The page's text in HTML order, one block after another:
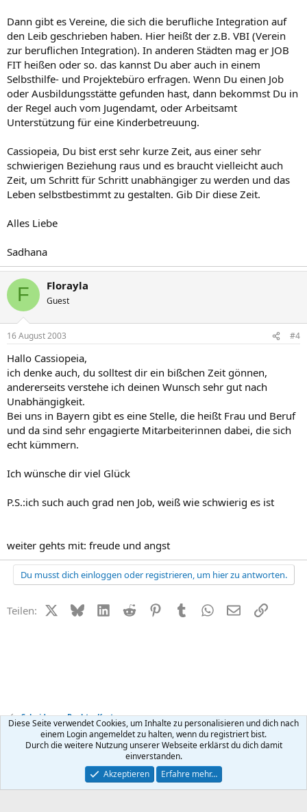
Dann gibt es Vereine, die sich die berufliche Integration auf
den Leib geschrieben haben. Hier heißt der z.B. VBI (Verein
zur beruflichen Integration). In anderen Städten mag er JOB
FIT heißen oder so. das kannst Du aber auch in einem
Selbsthilfe- und Projektebüro erfragen. Wenn Du einen Job
oder Ausbildungsstätte gefunden hast, dann bekommst Du in
der Regel auch vom Jugendamt, oder Arbeitsamt
Unterstützung für eine Kinderbetreuung.
Cassiopeia, Du bist erst sehr kurze Zeit, aus einer sehr
schwierigen Beziehung raus und es braucht vielleicht auch
Zeit, um Schritt für Schritt unabhängiger zu werden und das
Leben selbstbestimmt zu gestalten. Gib Dir diese Zeit.
Alles Liebe
Sadhana
F Florayla
Guest
16 August 2003 #4
Hallo Cassiopeia,
ich denke auch, du solltest dir ein bißchen Zeit gönnen,
andererseits verstehe ich deinen Wunsch sehr gut nach
Unabhängigkeit.
Bei uns in Bayern gibt es eine Stelle, die heißt Frau und Beruf
und da sind sehr engagierte Mitarbeiterinnen dabei, die sich
echt kümmern.
Ich wünsche dir viel Glück
P.S.:ich such auch grad nen Job, weiß wie schwierig es ist
weiter gehts mit: freude und angst
Du musst dich einloggen oder registrieren, um hier zu antworten.
Teilen: X (Twitter)
BlueskyLinkedIn
Reddit PinterestTumblr WhatsApp
E-MailLink
Scheidung - Recht + Kosten
Kontakt Nutzungsbedingungen Datenschutz Hilfe
R
Community platform by XenForo ® © 2010-2026 XenForo Ltd.
Diese Seite verwendet Cookies, um Inhalte zu personalisieren und dich nach
einem Login angemeldet zu halten, wenn du registriert bist.
Durch die weitere Nutzung unserer Webseite erklärst du dich damit
einverstanden.
Akzeptieren
Erfahre mehr…